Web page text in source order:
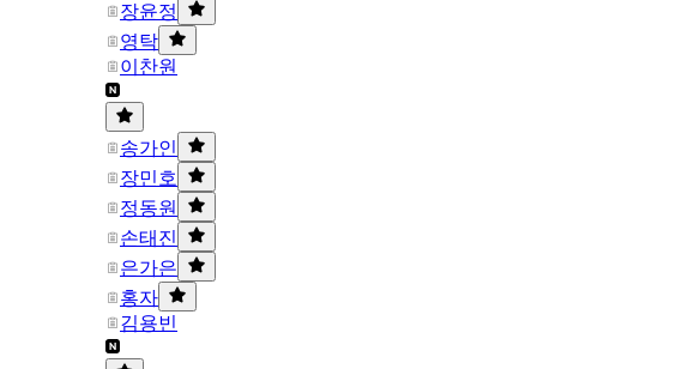
장윤정
영탁
이찬원
송가인
장민호
정동원
손태진
은가은
홍자
김용빈